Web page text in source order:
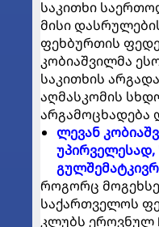
საკითხი
მისი
ფეხბურთის
კობიაშვილმა
საკითხის
აღმასკომის
არგამოცხადება
ლევან
როგორც
საქართველოს
კლუბს ეროვნულ